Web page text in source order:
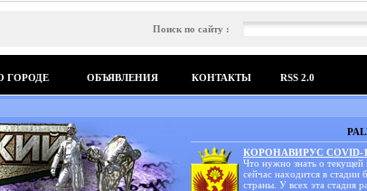
Поиск по сайту :
ГОРОДЕ ОБЪЯВЛЕНИЯ КОНТАКТЫ RSS 2.0
КОРОНАВИРУС COVID-
Что нужно знать о текущей
сейчас находится в стадии
страны. У всех эта стадия